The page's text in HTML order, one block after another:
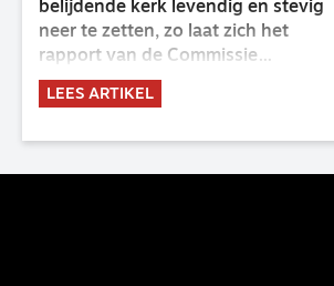
belijdende kerk levendig en stevig
neer te zetten, zo laat zich het
rapport van de Commissie
Belijdende Kerk (CBK) lezen. Deze
commissie is al sinds de eenwording
2023 de opdracht om haar analyse
LEES ARTIKEL